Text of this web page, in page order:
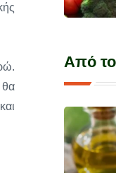
θα
Από